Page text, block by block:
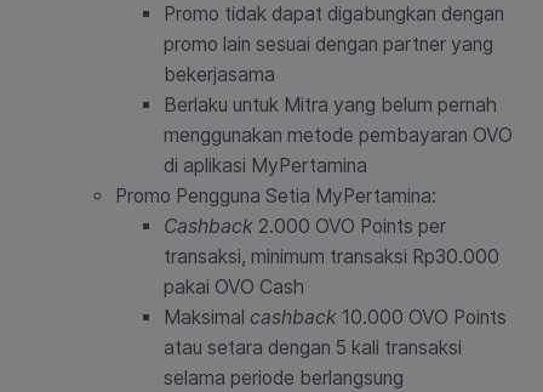
Promo tidak dapat digabungkan dengan
promo lain sesuai dengan partner yang
bekerjasama
Berlaku untuk Mitra yang belum pernah
menggunakan metode pembayaran OVO
di aplikasi MyPertamina
Promo Pengguna Setia MyPertamina:
Cashback 2.000 OVO Points per
transaksi, minimum transaksi Rp30.000
pakai OVO Cash
Maksimal cashback 10.000 OVO Points
atau setara dengan 5 kali transaksi
selama periode berlangsung